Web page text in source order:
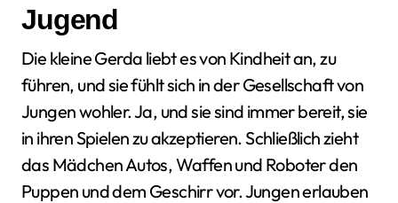
Jugend
Die kleine Gerda liebt es von Kindheit an, zu
führen, und sie fühlt sich in der Gesellschaft von
Jungen wohler. Ja, und sie sind immer bereit, sie
in ihren Spielen zu akzeptieren. Schließlich zieht
das Mädchen Autos, Waffen und Roboter den
Puppen und dem Geschirr vor. Jungen erlauben